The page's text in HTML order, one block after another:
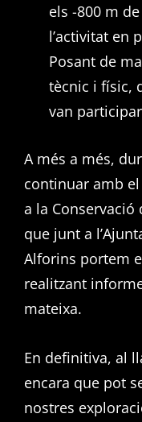
els -800 m
l’activitat en
Posant de
tècnic i físic,
van
A més a més,
continuar amb
a la Conservació
que junt a
Alforins portem
realitzant
mateixa.
En definitiva, al
encara que pot
nostres